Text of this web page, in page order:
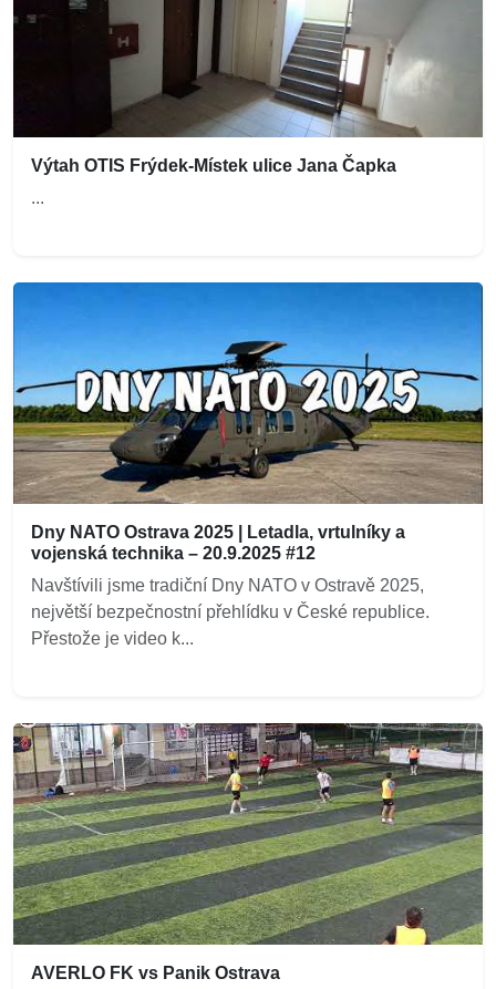
Výtah OTIS Frýdek-Místek ulice Jana Čapka
...
Dny NATO Ostrava 2025 | Letadla, vrtulníky a
vojenská technika – 20.9.2025 #12
Navštívili jsme tradiční Dny NATO v Ostravě 2025,
největší bezpečnostní přehlídku v České republice.
Přestože je video k...
AVERLO FK vs Panik Ostrava